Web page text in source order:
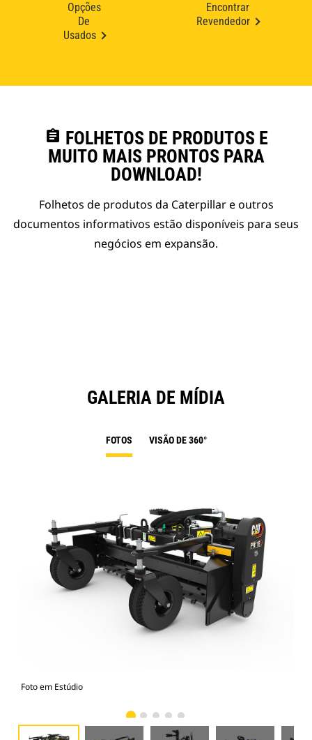
Opções
De
Usados
Encontrar
Revendedor
assignment FOLHETOS DE PRODUTOS E
MUITO MAIS PRONTOS PARA
DOWNLOAD!
Folhetos de produtos da Caterpillar e outros
documentos informativos estão disponíveis para seus
negócios em expansão.
GALERIA DE MÍDIA
FOTOS VISÃO DE 360°
Foto em Estúdio